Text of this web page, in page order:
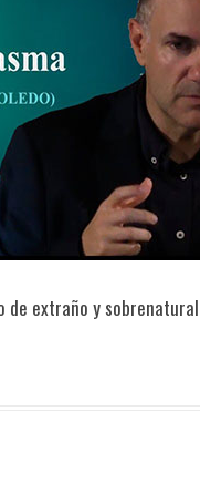
de extraño y sobrenatural